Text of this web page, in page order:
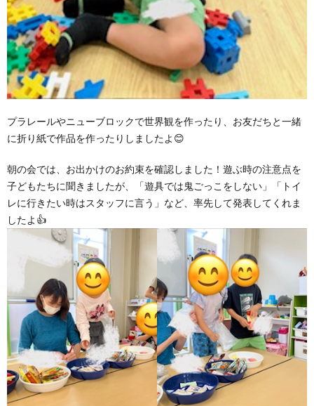
プラレールやニューブロックで世界観を作ったり、お友だちと一緒
に折り紙で作品を作ったりしましたよ😊
朝の会では、お出かけのお約束を確認しました！遊ぶ時の注意点を
子どもたちに聞きましたが、「遊具では鬼ごっこをしない」「トイ
レに行きたい時はスタッフに言う」など、率先して発表してくれま
したよ👍